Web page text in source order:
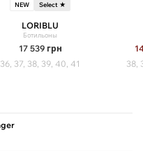
NEW Select ★
LORIBLU
Ботильоны
17 539 грн
36, 37, 38, 39, 40, 41
38,